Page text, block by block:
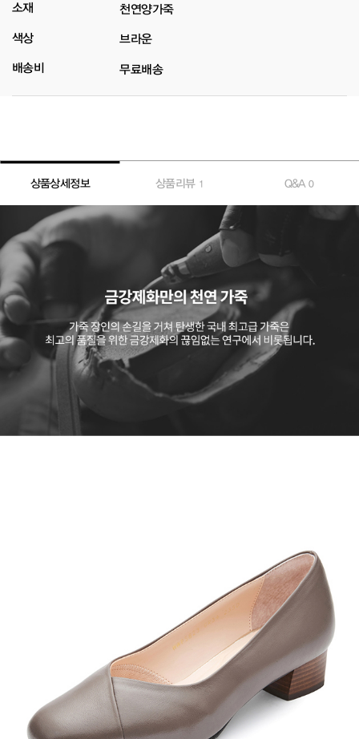
소재 천연양가죽
색상 브라운
배송비 무료배송
상품상세정보 상품리뷰 1 Q&A0